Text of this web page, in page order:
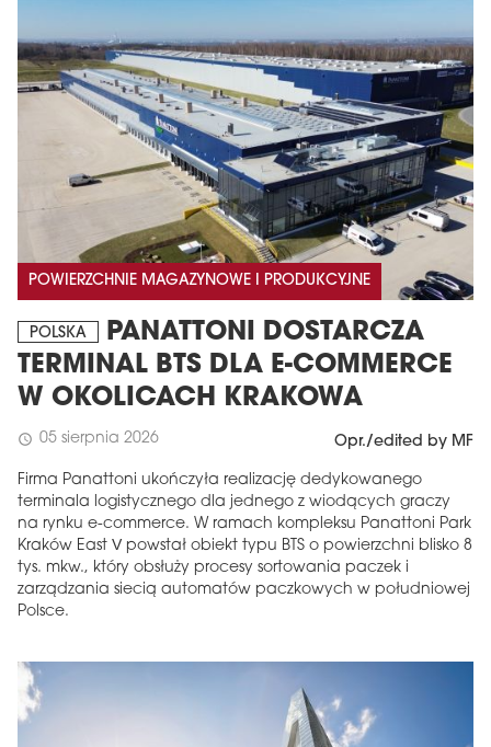
POWIERZCHNIE MAGAZYNOWE I PRODUKCYJNE
POLSKA
PANATTONI DOSTARCZA
TERMINAL BTS DLA E-COMMERCE
W OKOLICACH KRAKOWA
schedule 05 sierpnia 2026 Opr./edited by MF
Firma Panattoni ukończyła realizację dedykowanego
terminala logistycznego dla jednego z wiodących graczy
na rynku e-commerce. W ramach kompleksu Panattoni Park
Kraków East V powstał obiekt typu BTS o powierzchni blisko 8
tys. mkw., który obsłuży procesy sortowania paczek i
zarządzania siecią automatów paczkowych w południowej
Polsce.